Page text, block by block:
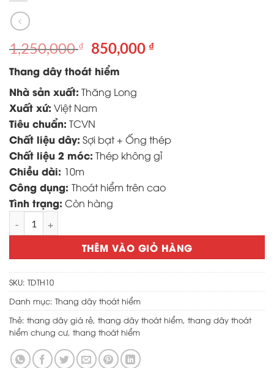
1,250,000₫
Giá
gốc
là:
1,250,000 ₫.
850,000 ₫Giá
Thang dây thoát hiểm
Nhà sản xuất: Thăng Long
Xuất xứ: Việt Nam
Tiêu chuẩn: TCVN
Chất liệu dây: Sợi bạt + Ống thép
Chất liệu 2 móc: Thép không gỉ
Chiều dài: 10m
Công dụng: Thoát hiểm trên cao
Tình trạng: Còn hàng
THÊM VÀO GIỎ HÀNG
SKU: TDTH10
Danh mục: Thang dây thoát hiểm
Thẻ: thang dây giá rẻ, thang dây thoát hiểm, thang dây thoát
hiểm chung cư, thang thoát hiểm